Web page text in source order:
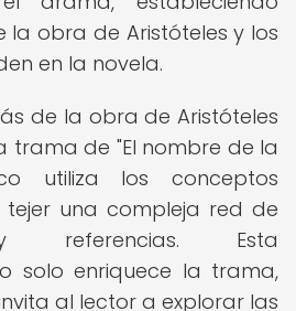
la obra de Aristóteles y los
en la novela.
de la obra de Aristóteles
trama de "El nombre de la
utiliza los conceptos
una compleja red de
referencias. Esta
solo enriquece la trama,
al lector a explorar las